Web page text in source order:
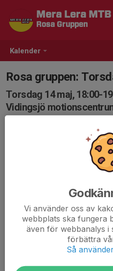
Kalender
Mera Lera MTB
Rosa Gruppen
Rosa gruppen:
Torsdag 14 maj, 18:00-
Vidingsjö
Välkommen till dagens
Vi samlas som vanligt under
Vi använder oss av
webbplats ska fungera
även för webbanalys i
förbättra
Så